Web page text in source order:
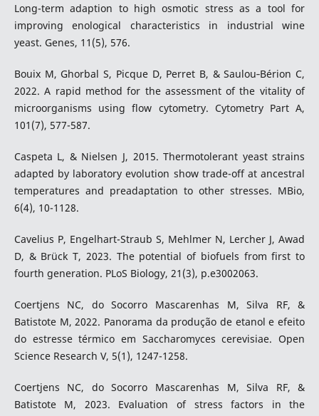
Long-term adaption to high osmotic stress as a tool for
improving enological characteristics in industrial wine
yeast. Genes, 11(5), 576.
Bouix M, Ghorbal S, Picque D, Perret B, & Saulou‐Bérion C,
2022. A rapid method for the assessment of the vitality of
microorganisms using flow cytometry. Cytometry Part A,
101(7), 577-587.
Caspeta L, & Nielsen J, 2015. Thermotolerant yeast strains
adapted by laboratory evolution show trade-off at ancestral
temperatures and preadaptation to other stresses. MBio,
6(4), 10-1128.
Cavelius P, Engelhart-Straub S, Mehlmer N, Lercher J, Awad
D, & Brück T, 2023. The potential of biofuels from first to
fourth generation. PLoS Biology, 21(3), p.e3002063.
Coertjens NC, do Socorro Mascarenhas M, Silva RF, &
Batistote M, 2022. Panorama da produção de etanol e efeito
do estresse térmico em Saccharomyces cerevisiae. Open
Science Research V, 5(1), 1247-1258.
Coertjens NC, do Socorro Mascarenhas M, Silva RF, &
Batistote M, 2023. Evaluation of stress factors in the